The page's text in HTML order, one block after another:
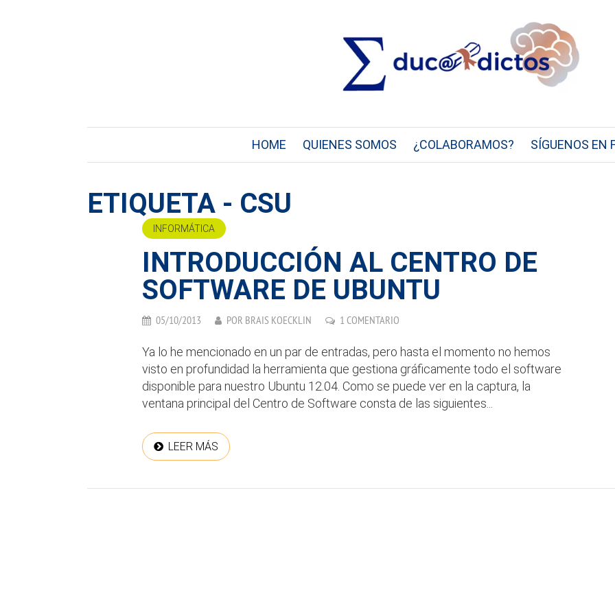
HOME QUIENES SOMOS ¿COLABORAMOS? SÍGUENOS EN
ETIQUETA - CSU
INFORMÁTICA
INTRODUCCIÓN AL CENTRO DE
SOFTWARE DE UBUNTU
05/10/2013 POR BRAIS KOECKLIN 1 COMENTARIO
Ya lo he mencionado en un par de entradas, pero hasta el momento no hemos
visto en profundidad la herramienta que gestiona gráficamente todo el software
disponible para nuestro Ubuntu 12.04. Como se puede ver en la captura, la
ventana principal del Centro de Software consta de las siguientes...
LEER MÁS